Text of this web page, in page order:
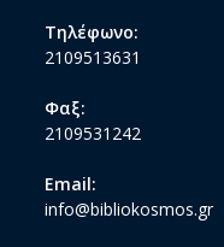
Τηλέφωνο:
2109513631
Φαξ:
2109531242
Email:
info@bibliokosmos.gr